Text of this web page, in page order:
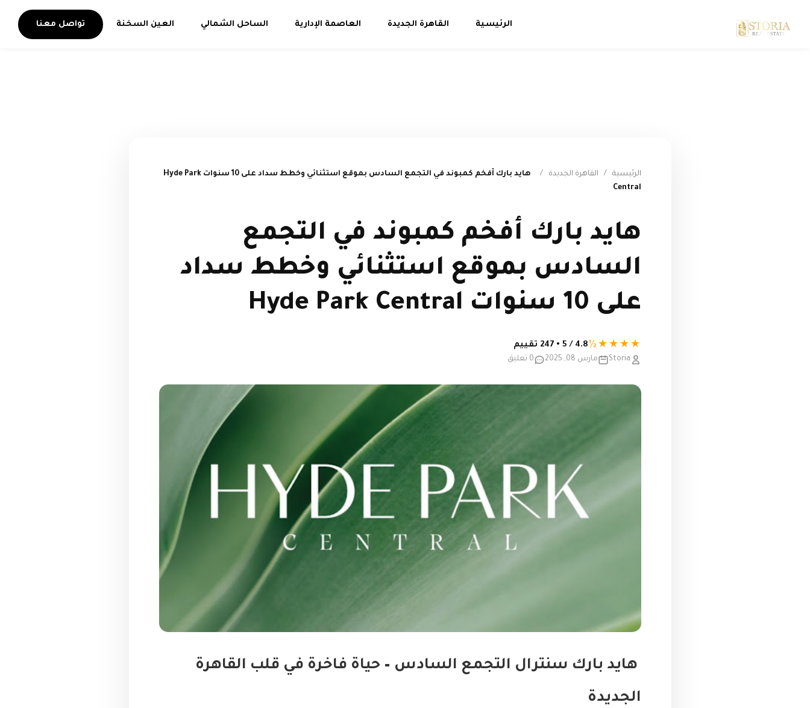
الرئيسية القاهرة الجديدة العاصمة الإدارية الساحل الشمالي العين السخنة تواصل معنا
الرئيسية / القاهرة الجديدة /
هايد بارك أفخم كمبوند في التجمع السادس بموقع استثنائي وخطط سداد على 10 سنوات Hyde Park
Central
هايد بارك أفخم كمبوند في التجمع
السادس بموقع استثنائي وخطط سداد
على 10 سنوات Hyde Park Central
★★★★½4.8 / 5 • 247 تقييم
Storia مارس 08, 2025 0 تعليق
هايد بارك سنترال التجمع السادس – حياة فاخرة في قلب القاهرة
الجديدة